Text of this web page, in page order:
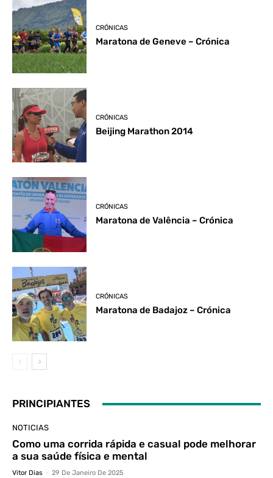
CRÓNICAS
Maratona de Geneve – Crónica
CRÓNICAS
Beijing Marathon 2014
CRÓNICAS
Maratona de Valência – Crónica
CRÓNICAS
Maratona de Badajoz – Crónica
PRINCIPIANTES
NOTICIAS
Como uma corrida rápida e casual pode melhorar
a sua saúde física e mental
Vitor Dias - 29 De Janeiro De 2025